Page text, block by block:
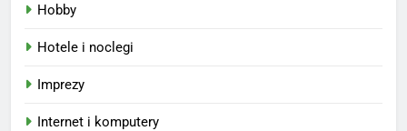
Hobby
Hotele i noclegi
Imprezy
Internet i komputery